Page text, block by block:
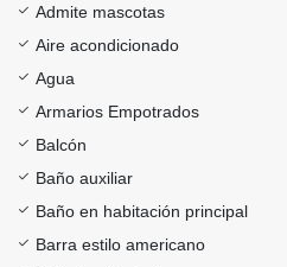
Admite mascotas
Aire acondicionado
Agua
Armarios Empotrados
Balcón
Baño auxiliar
Baño en habitación principal
Barra estilo americano